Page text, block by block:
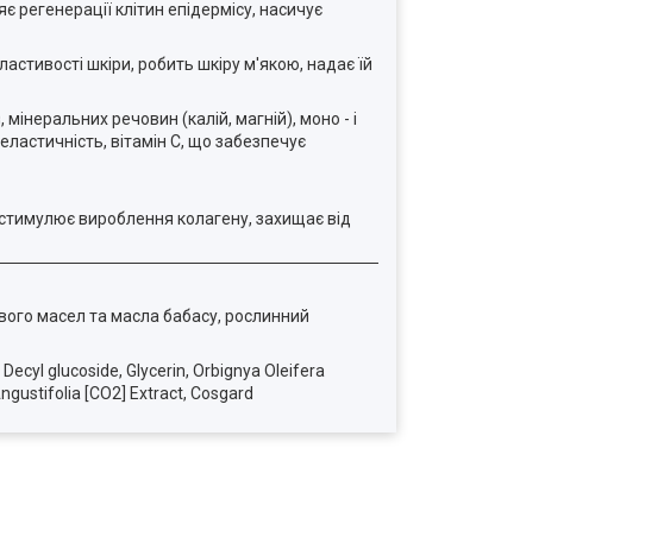
регенерації клітин епідермісу, насичує
шкіри, робить шкіру м'якою, надає їй
речовин (калій, магній), моно - і
вітамін С, що забезпечує
вироблення колагену, захищає від
масел та масла бабасу, рослинний
glucoside, Glycerin, Orbignya Oleifera
[CO2] Extract, Cosgard